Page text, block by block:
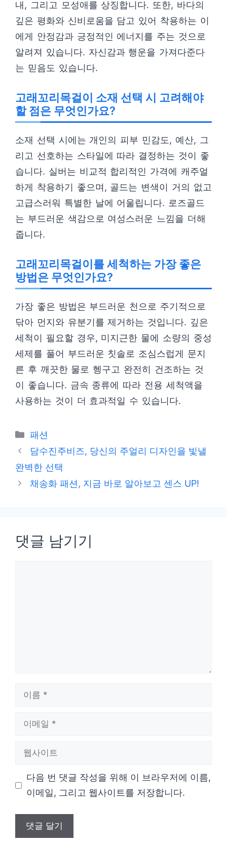
내, 그리고 모성애를 상징합니다. 또한, 바다의
깊은 평화와 신비로움을 담고 있어 착용하는 이
에게 안정감과 긍정적인 에너지를 주는 것으로
알려져 있습니다. 자신감과 행운을 가져다준다
는 믿음도 있습니다.
고래꼬리목걸이 소재 선택 시 고려해야
할 점은 무엇인가요?
소재 선택 시에는 개인의 피부 민감도, 예산, 그
리고 선호하는 스타일에 따라 결정하는 것이 좋
습니다. 실버는 비교적 합리적인 가격에 캐주얼
하게 착용하기 좋으며, 골드는 변색이 거의 없고
고급스러워 특별한 날에 어울립니다. 로즈골드
는 부드러운 색감으로 여성스러운 느낌을 더해
줍니다.
고래꼬리목걸이를 세척하는 가장 좋은
방법은 무엇인가요?
가장 좋은 방법은 부드러운 천으로 주기적으로
닦아 먼지와 유분기를 제거하는 것입니다. 깊은
세척이 필요할 경우, 미지근한 물에 소량의 중성
세제를 풀어 부드러운 칫솔로 조심스럽게 문지
른 후 깨끗한 물로 헹구고 완전히 건조하는 것
이 좋습니다. 금속 종류에 따라 전용 세척액을
사용하는 것이 더 효과적일 수 있습니다.
카
테
리
패션
담수진주비즈, 당신의 주얼리 디자인을 빛낼
완벽한 선택
채송화 패션, 지금 바로 알아보고 센스 UP!
댓글 남기기
다음 번 댓글 작성을 위해 이 브라우저에 이름,
이메일, 그리고 웹사이트를 저장합니다.